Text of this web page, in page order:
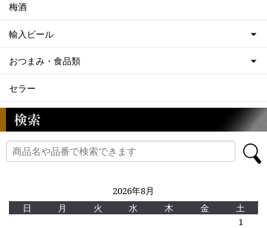
梅酒
輸入ビール
おつまみ・食品類
セラー
2026年8月
日
月 火 水 木 金
土
1